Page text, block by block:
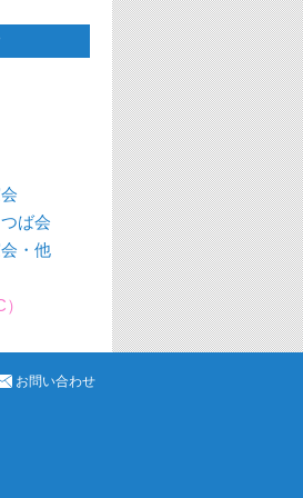
ば会
・他
お問い合わせ